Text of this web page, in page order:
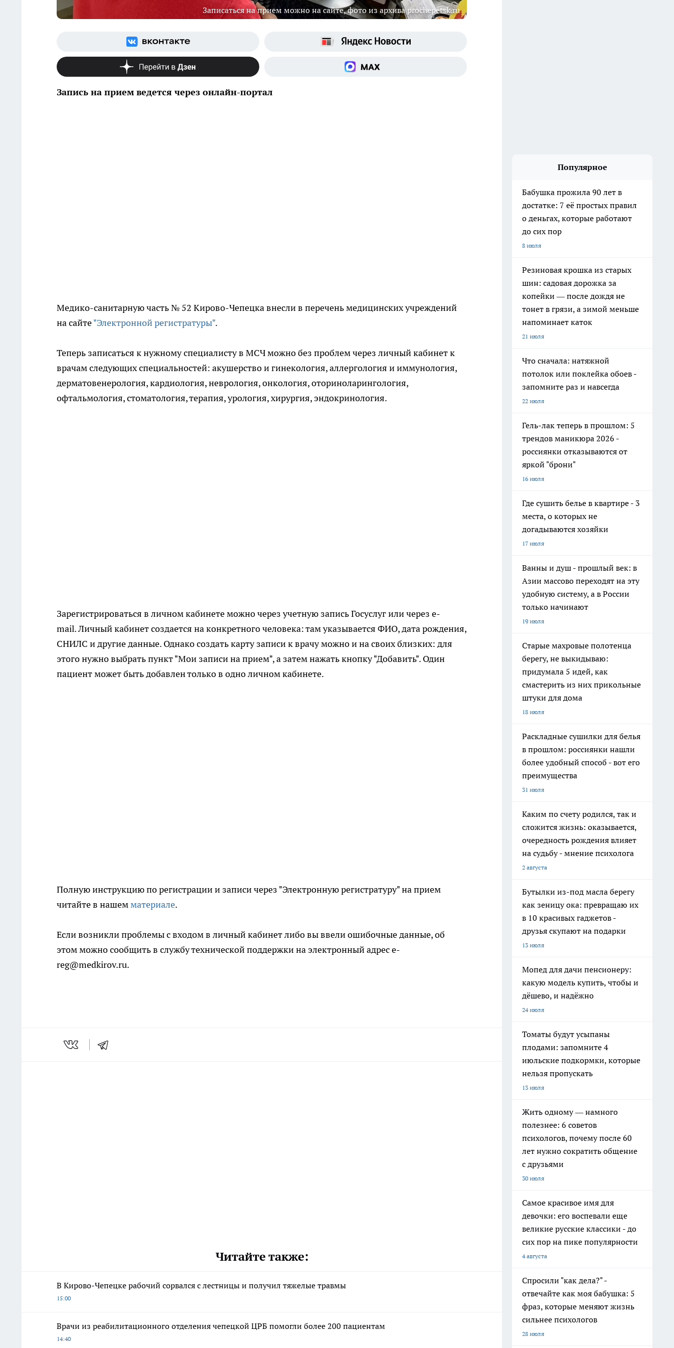
Записаться на прием можно на сайте, фото из архива prochepetsk.ru
Запись на прием ведется через онлайн-портал
Медико-санитарную часть № 52 Кирово-Чепецка внесли в перечень медицинских учреждений
на сайте"Электронной регистратуры".
Теперь записаться к нужному специалисту в МСЧ можно без проблем через личный кабинет к
врачам следующих специальностей: акушерство и гинекология, аллергология и иммунология,
дерматовенерология, кардиология, неврология, онкология, оториноларингология,
офтальмология, стоматология, терапия, урология, хирургия, эндокринология.
Зарегистрироваться в личном кабинете можно через учетную запись Госуслуг или через e-
mail. Личный кабинет создается на конкретного человека: там указывается ФИО, дата рождения,
СНИЛС и другие данные. Однако создать карту записи к врачу можно и на своих близких: для
этого нужно выбрать пункт "Мои записи на прием", а затем нажать кнопку "Добавить". Один
пациент может быть добавлен только в одно личном кабинете.
Полную инструкцию по регистрации и записи через "Электронную регистратуру" на прием
читайте в нашемматериале.
Если возникли проблемы с входом в личный кабинет либо вы ввели ошибочные данные, об
этом можно сообщить в службу технической поддержки на электронный адрес e-
reg@medkirov.ru.
Читайте также:
В Кирово-Чепецке рабочий сорвался с лестницы и получил тяжелые травмы
15:00
Врачи из реабилитационного отделения чепецкой ЦРБ помогли более 200 пациентам
14:40
Популярное
Бабушка прожила 90 лет в
достатке: 7 её простых правил
о деньгах, которые работают
до сих пор
8 июля
Резиновая крошка из старых
шин: садовая дорожка за
копейки — после дождя не
тонет в грязи, а зимой меньше
напоминает каток
21 июля
Что сначала: натяжной
потолок или поклейка обоев -
запомните раз и навсегда
22 июля
Гель-лак теперь в прошлом: 5
трендов маникюра 2026 -
россиянки отказываются от
яркой "брони"
16 июля
Где сушить белье в квартире - 3
места, о которых не
догадываются хозяйки
17 июля
Ванны и душ - прошлый век: в
Азии массово переходят на эту
удобную систему, а в России
только начинают
19 июля
Старые махровые полотенца
берегу, не выкидываю:
придумала 5 идей, как
смастерить из них прикольные
штуки для дома
18 июля
Раскладные сушилки для белья
в прошлом: россиянки нашли
более удобный способ - вот его
преимущества
31 июля
Каким по счету родился, так и
сложится жизнь: оказывается,
очередность рождения влияет
на судьбу - мнение психолога
2 августа
Бутылки из-под масла берегу
как зеницу ока: превращаю их
в 10 красивых гаджетов -
друзья скупают на подарки
13 июля
Мопед для дачи пенсионеру:
какую модель купить, чтобы и
дёшево, и надёжно
24 июля
Томаты будут усыпаны
плодами: запомните 4
июльские подкормки, которые
нельзя пропускать
13 июля
Жить одному — намного
полезнее: 6 советов
психологов, почему после 60
лет нужно сократить общение
с друзьями
30 июля
Самое красивое имя для
девочки: его воспевали еще
великие русские классики - до
сих пор на пике популярности
4 августа
Спросили "как дела?" -
отвечайте как моя бабушка: 5
фраз, которые меняют жизнь
сильнее психологов
28 июля